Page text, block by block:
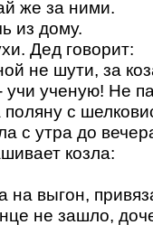
же за ними.
из дому.
Дед говорит:
не шути, за
учи ученую! Не
с
с утра до
козла:
на выгон,
не зашло,